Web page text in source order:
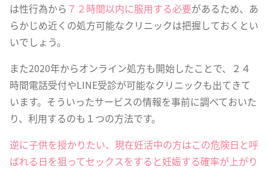
は性行為から ７２時間以内に服用する必要があるため、あ
らかじめ近くの処方可能なクリニックは把握しておくとい
いでしょう。
また2020年からオンライン処方も開始したことで、２４
時間電話受付やLINE受診が可能なクリニックも出てきて
います。そういったサービスの情報を事前に調べておいた
り、利用するのも１つの方法です。
逆に子供を授かりたい、現在妊活中の方はこの危険日と呼
ばれる日を狙ってセックスをすると妊娠する確率が上がり